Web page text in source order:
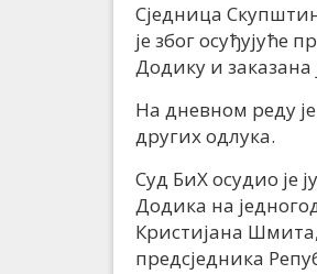
Сједница
је због осуђујуће
Додику и заказана
На дневном реду
других одлука.
Суд БиХ осудио је
Додика на
Кристијана
предсједника